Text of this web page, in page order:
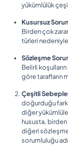
yükümlülük
Kusursuz
Birden çok
türleri
Sözleşme
Belirli
göre tarafların
Çeşitli
doğurduğu
diğer
hususta, birden
diğeri
sorumluluğu